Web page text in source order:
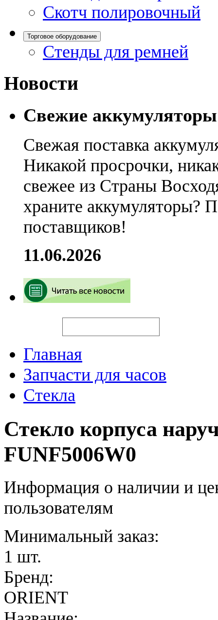
Скотч полировочный
Торговое оборудование
Стенды для ремней
Новости
Свежие
Свежая поставка
Никакой просрочки,
свежее из Страны
храните аккумуляторы?
поставщиков!
11.06.2026
Главная
Запчасти для часов
Стекла
Стекло корпуса
FUNF5006W0
Информация о наличии и
пользователям
Минимальный заказ:
1 шт.
Бренд:
ORIENT